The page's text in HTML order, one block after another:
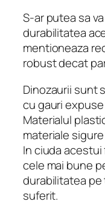
S-ar putea sa
durabilitatea
mentioneaza
robust decat
Dinozaurii sunt
cu gauri
Materialul
materiale
In ciuda
cele mai bune
durabilitatea pe
suferit.